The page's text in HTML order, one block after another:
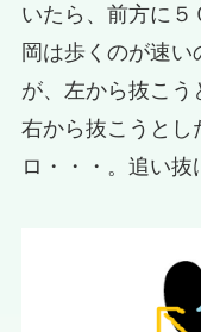
いたら、前方に
岡は歩くのが速
が、左から抜こう
右から抜こうとし
ロ・・・。追い抜